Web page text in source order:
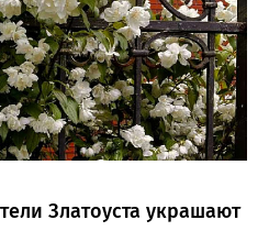
Златоуста украшают